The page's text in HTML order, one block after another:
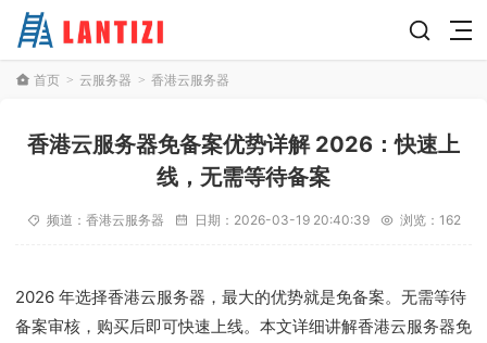
首页 > 云服务器 > 香港云服务器
香港云服务器免备案优势详解 2026：快速上
线，无需等待备案
频道： 香港云服务器 日期： 2026-03-19 20:40:39 浏览：162
2026 年选择香港云服务器，最大的优势就是免备案。无需等待
备案审核，购买后即可快速上线。本文详细讲解香港云服务器免